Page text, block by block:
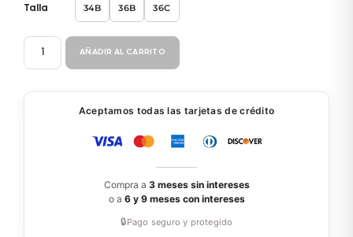
Talla 34B 36B 36C
BIKINI
AÑADIR AL CARRITO
Aceptamos todas las tarjetas de crédito
Compra a 3 meses sin intereses
o a 6 y 9 meses con intereses
🔒Pago seguro y protegido